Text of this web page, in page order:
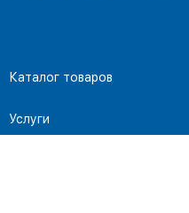
Каталог товаров
Услуги